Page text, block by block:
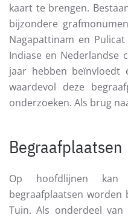
kaart te brengen.
bijzondere
Nagapattinam en
Indiase en Nederlandse
jaar hebben beïnvloedt
waardevol deze
onderzoeken. Als brug
Begraafplaatsen
Op hoofdlijnen
begraafplaatsen
Tuin. Als onderdeel